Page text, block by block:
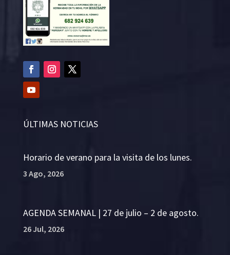
ÚLTIMAS NOTICIAS
Horario de verano para la visita de los lunes.
3 Ago, 2026
AGENDA SEMANAL | 27 de julio – 2 de agosto.
26 Jul, 2026